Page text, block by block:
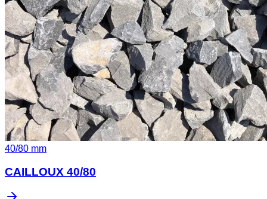
40/80 mm
CAILLOUX 40/80